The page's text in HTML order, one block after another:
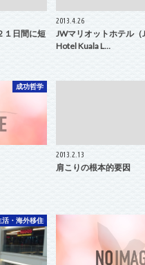
１日間に短
2013.4.26
JWマリオットホテル
Hotel Kuala L…
成功哲学
2013.2.13
肩こりの根本的要因
活・海外移住